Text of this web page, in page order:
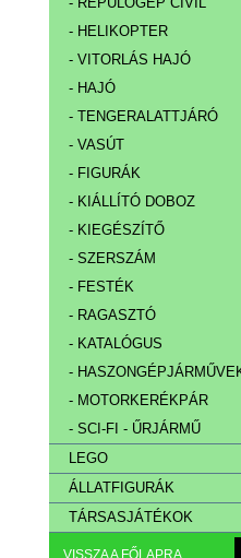
- REPÜLŐGÉP CIVIL
- HELIKOPTER
- VITORLÁS HAJÓ
- HAJÓ
- TENGERALATTJÁRÓ
- VASÚT
- FIGURÁK
- KIÁLLÍTÓ DOBOZ
- KIEGÉSZÍTŐ
- SZERSZÁM
- FESTÉK
- RAGASZTÓ
- KATALÓGUS
-
- MOTORKERÉKPÁR
- SCI-FI - ŰRJÁRMŰ
LEGO
ÁLLATFIGURÁK
TÁRSASJÁTÉKOK
VISSZA A FŐLAPRA